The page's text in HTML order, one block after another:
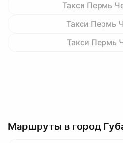
Такси Пермь
Такси Пермь
Такси Пермь
Маршруты в город